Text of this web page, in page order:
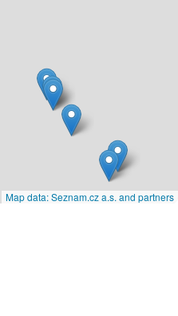
Map data: Seznam.cz a.s. and partners